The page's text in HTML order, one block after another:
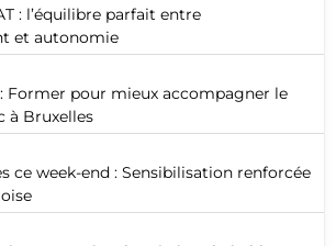
: l’équilibre parfait entre
et autonomie
Former pour mieux accompagner le
à Bruxelles
ce week-end : Sensibilisation renforcée